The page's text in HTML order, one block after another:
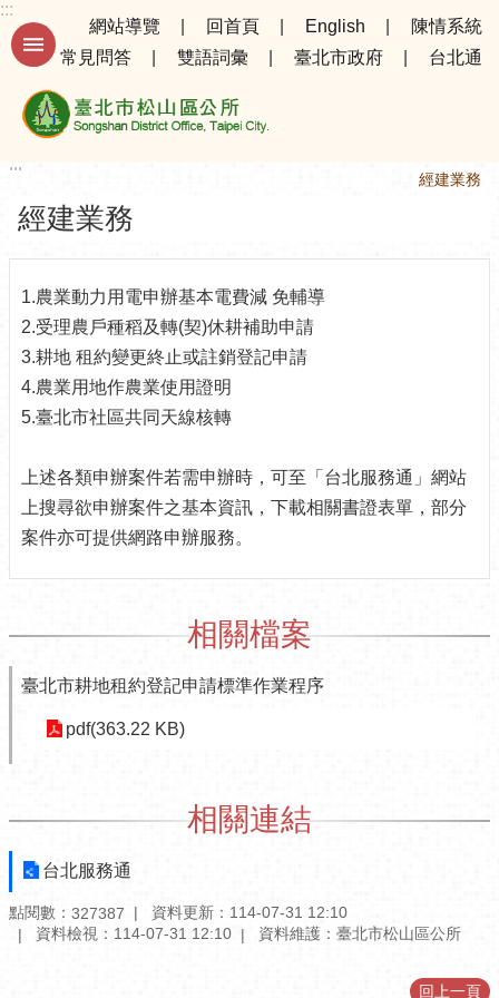
跳到主要內容區塊
進
搜
告
資
選
務
區
機
關
介
紹
松
鄰
資
政
:::
網站導覽
回首頁 English
陳情系統
常見問答
雙語詞彙 臺北市政府 台北通
:::
:::
經建業務
經建業務
1.農業動力用電申辦基本電費減 免輔導
2.受理農戶種稻及轉(契)休耕補助申請
3.耕地 租約變更終止或註銷登記申請
4.農業用地作農業使用證明
5.臺北市社區共同天線核轉
上述各類申辦案件若需申辦時，可至「台北服務通」網站
上搜尋欲申辦案件之基本資訊，下載相關書證表單，部分
案件亦可提供網路申辦服務。
相關檔案
臺北市耕地租約登記申請標準作業程序
pdf(363.22 KB)
相關連結
台北服務通
點閱數： 327387
資料更新：114-07-31 12:10
資料檢視：114-07-31 12:10
資料維護：臺北市松山區公所
回上一頁